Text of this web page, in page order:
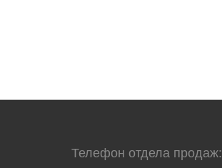
Телефон отдела продаж: